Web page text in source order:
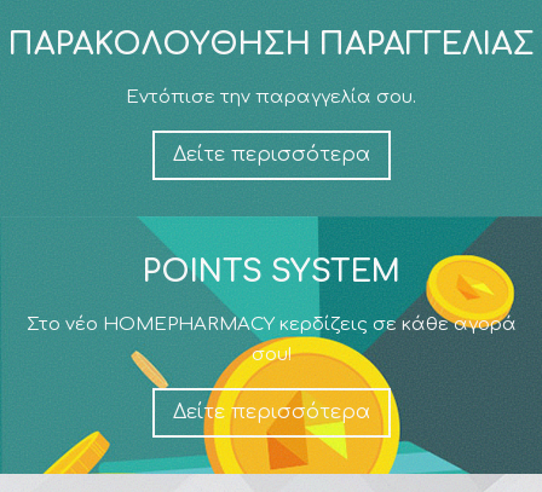
ΠΑΡΑΚΟΛΟΎΘΗΣΗ ΠΑΡΑΓΓΕΛΊΑΣ
Εντόπισε την παραγγελία σου.
Δείτε περισσότερα
POINTS SYSTEM
Στο νέο HOMEPHARMACY κερδίζεις σε κάθε αγορά
σου!
Δείτε περισσότερα